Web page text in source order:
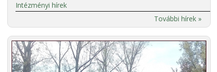
Intézményi hírek
További hírek »